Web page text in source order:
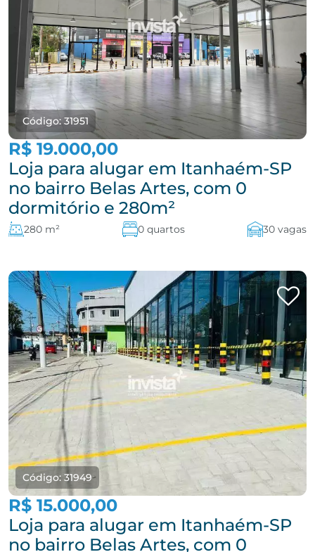
Código: 31951
R$ 19.000,00
Loja para alugar em Itanhaém-SP
no bairro Belas Artes, com 0
dormitório e 280m²
280 m² 0 quartos 30 vagas
Código: 31949
R$ 15.000,00
Loja para alugar em Itanhaém-SP
no bairro Belas Artes, com 0